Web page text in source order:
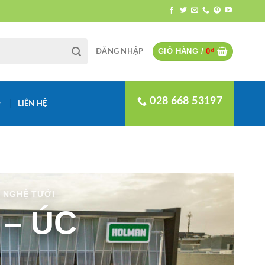
ĐĂNG NHẬP GIỎ HÀNG /0₫
LIÊN HỆ 028 668 53197
NGHỆ TƯỚI
ÚC